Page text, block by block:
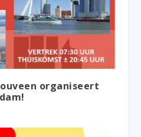
organiseert